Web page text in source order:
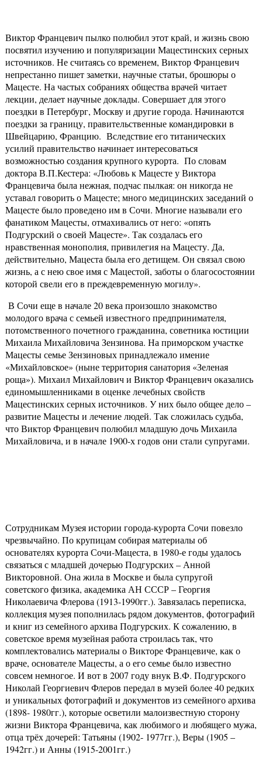
Виктор Францевич пылко полюбил этот край, и жизнь свою
посвятил изучению и популяризации Мацестинских серных
источников. Не считаясь со временем, Виктор Францевич
непрестанно пишет заметки, научные статьи, брошюры о
Мацесте. На частых собраниях общества врачей читает
лекции, делает научные доклады. Совершает для этого
поездки в Петербург, Москву и другие города. Начинаются
поездки за границу, правительственные командировки в
Швейцарию, Францию. Вследствие его титанических
усилий правительство начинает интересоваться
возможностью создания крупного курорта. По словам
доктора В.П.Кестера: «Любовь к Мацесте у Виктора
Францевича была нежная, подчас пылкая: он никогда не
уставал говорить о Мацесте; много медицинских заседаний о
Мацесте было проведено им в Сочи. Многие называли его
фанатиком Мацесты, отмахивались от него: «опять
Подгурский о своей Мацесте». Так создалась его
нравственная монополия, привилегия на Мацесту. Да,
действительно, Мацеста была его детищем. Он связал свою
жизнь, а с нею свое имя с Мацестой, заботы о благосостоянии
которой свели его в преждевременную могилу».
В Сочи еще в начале 20 века произошло знакомство
молодого врача с семьей известного предпринимателя,
потомственного почетного гражданина, советника юстиции
Михаила Михайловича Зензинова. На приморском участке
Мацесты семье Зензиновых принадлежало имение
«Михайловское» (ныне территория санатория «Зеленая
роща»). Михаил Михайлович и Виктор Францевич оказались
единомышленниками в оценке лечебных свойств
Мацестинских серных источников. У них было общее дело –
развитие Мацесты и лечение людей. Так сложилась судьба,
что Виктор Францевич полюбил младшую дочь Михаила
Михайловича, и в начале 1900-х годов они стали супругами.
Сотрудникам Музея истории города-курорта Сочи повезло
чрезвычайно. По крупицам собирая материалы об
основателях курорта Сочи-Мацеста, в 1980-е годы удалось
связаться с младшей дочерью Подгурских – Анной
Викторовной. Она жила в Москве и была супругой
советского физика, академика АН СССР – Георгия
Николаевича Флерова (1913-1990гг.). Завязалась переписка,
коллекция музея пополнилась рядом документов, фотографий
и книг из семейного архива Подгурских. К сожалению, в
советское время музейная работа строилась так, что
комплектовались материалы о Викторе Францевиче, как о
враче, основателе Мацесты, а о его семье было известно
совсем немногое. И вот в 2007 году внук В.Ф. Подгурского
Николай Георгиевич Флеров передал в музей более 40 редких
и уникальных фотографий и документов из семейного архива
(1898- 1980гг.), которые осветили малоизвестную сторону
жизни Виктора Францевича, как любимого и любящего мужа,
отца трёх дочерей: Татьяны (1902- 1977гг.), Веры (1905 –
1942гг.) и Анны (1915-2001гг.)